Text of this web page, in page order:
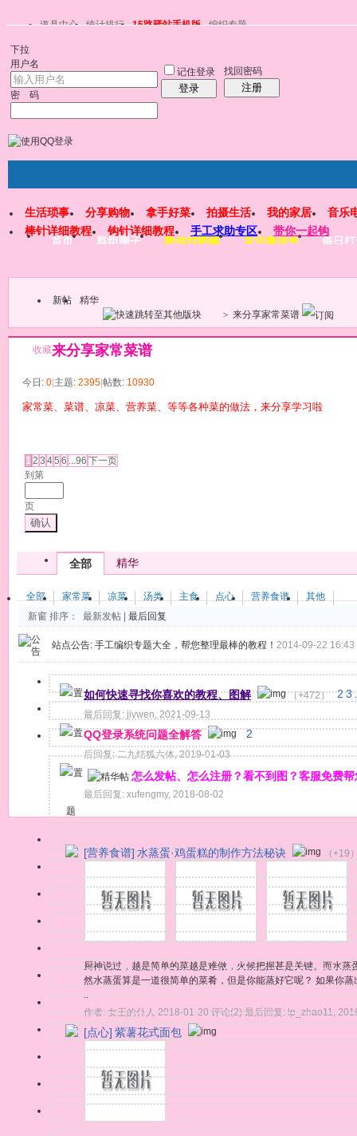
道具中心 统计排行 15路驿站手机版 编织专题
下拉
用户名
密 码
记住登录
登录
找回密码
注册
首页 群组圈子 教你找图解 关注微信号 每日
生活琐事 分享购物 拿手好菜 拍摄生活 我的家居
音乐
棒针详细教程
钩针详细教程 手工求助专区 带你一起钩
新帖
精华
> 来分享家常菜谱
来分享家常菜谱
收藏
今日: 0|主题: 2395|帖数: 10930
家常菜、菜谱、凉菜、营养菜、等等各种菜的做法，来分享学习啦
1 2 3 45 6 ...96 下一页
到第
页
确认
全部 精华
全部 家常菜 凉菜 汤类 主食 点心 营养食谱
其他
新窗 排序： 最新发帖 | 最后回复
站点公告: 手工编织专题大全，帮您整理最棒的教程！ 2014-09-22 16:43
如何快速寻找你喜欢的教程、图解 （+472） 23
最后回复: jiywen 2021-09-13
QQ登录系统问题全解答 2
后回复:二九结狐六体,2019-01-03
怎么发帖、怎么注册？看不到图？客服免费
最后回复: xufengmy, 2018-08-02
题
[营养食谱] 水蒸蛋·鸡蛋糕的制作方法秘诀 （+19
厨神说过，越是简单的菜越是难做，火候把握甚是关键。而水
然水蒸蛋算是一道很简单的菜肴，但是你能蒸好它呢？ 如果你
..
作者:女王的仆人 2018-01-20 评论(2) 最后回复:lp_zhao11,
[点心] 紫薯花式面包